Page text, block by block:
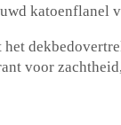
voor